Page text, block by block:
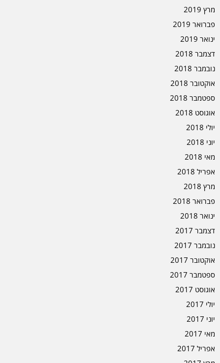
מרץ 2019
פברואר 2019
ינואר 2019
דצמבר 2018
נובמבר 2018
אוקטובר 2018
ספטמבר 2018
אוגוסט 2018
יולי 2018
יוני 2018
מאי 2018
אפריל 2018
מרץ 2018
פברואר 2018
ינואר 2018
דצמבר 2017
נובמבר 2017
אוקטובר 2017
ספטמבר 2017
אוגוסט 2017
יולי 2017
יוני 2017
מאי 2017
אפריל 2017